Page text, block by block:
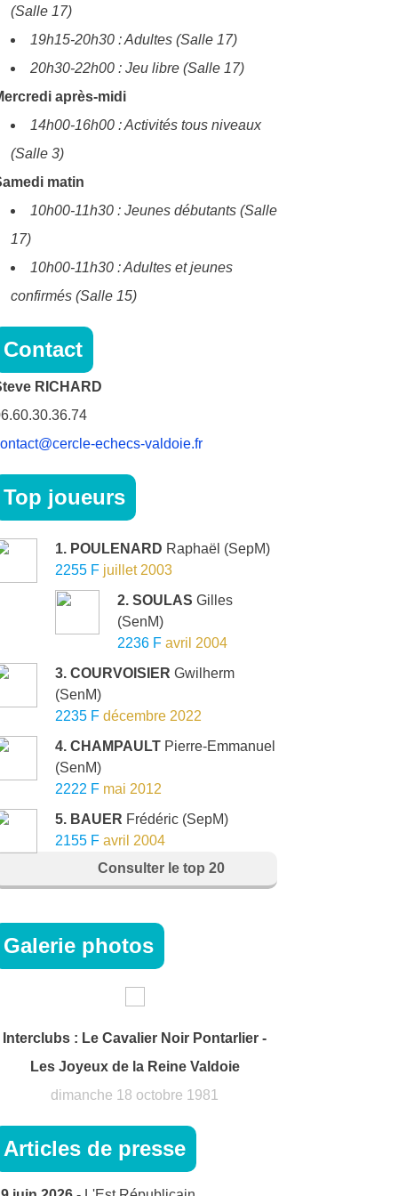
(Salle 17)
19h15-20h30 : Adultes (Salle 17)
20h30-22h00 : Jeu libre (Salle 17)
après-midi
14h00-16h00 : Activités tous niveaux
(Salle 3)
matin
10h00-11h30 : Jeunes débutants (Salle
17)
10h00-11h30 : Adultes et jeunes
confirmés (Salle 15)
Contact
RICHARD
echecs-valdoie.fr
Top joueurs
1. POULENARD Raphaël (SepM)
2255 F juillet 2003
2. SOULAS Gilles
(SenM)
2236 F avril 2004
3. COURVOISIER Gwilherm
(SenM)
2235 F décembre 2022
4. CHAMPAULT Pierre-Emmanuel
(SenM)
2222 F mai 2012
5. BAUER Frédéric(SepM)
2155 F avril 2004
Consulter le top 20
Galerie photos
Interclubs : Le Cavalier Noir Pontarlier -
Les Joyeux de la Reine Valdoie
dimanche 18 octobre 1981
Articles de presse